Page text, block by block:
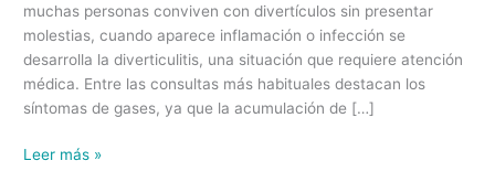
muchas personas conviven con divertículos sin presentar
molestias, cuando aparece inflamación o infección se
desarrolla la diverticulitis, una situación que requiere atención
médica. Entre las consultas más habituales destacan los
síntomas de gases, ya que la acumulación de […]
Leer más »